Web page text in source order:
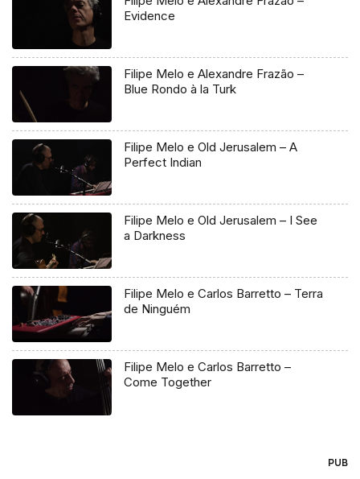
Evidence
Filipe Melo e Alexandre Frazão –
Blue Rondo à la Turk
Filipe Melo e Old Jerusalem – A
Perfect Indian
Filipe Melo e Old Jerusalem – I See
a Darkness
Filipe Melo e Carlos Barretto – Terra
de Ninguém
Filipe Melo e Carlos Barretto –
Come Together
PUB